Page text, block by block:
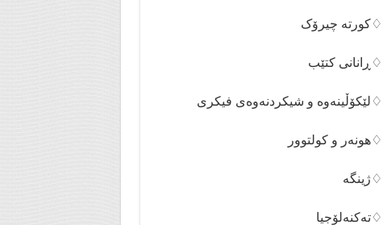
♢کورتە چیرۆک
♢ڕانانی کتێب
♢لێکۆڵینەوە و شیکردنەوەی فیکری
♢هونەر و کولتوور
♢ژینگە
♢تەکنەلۆجیا